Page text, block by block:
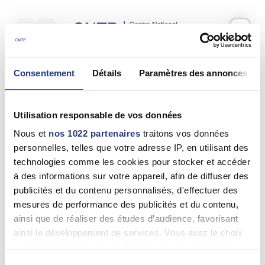
Consentement Détails Paramètres des annonces
Utilisation responsable de vos données
Nous et nos 1022 partenaires traitons vos données
personnelles, telles que votre adresse IP, en utilisant des
technologies comme les cookies pour stocker et accéder
à des informations sur votre appareil, afin de diffuser des
publicités et du contenu personnalisés, d'effectuer des
mesures de performance des publicités et du contenu,
ainsi que de réaliser des études d’audience, favorisant
ainsi le développement de services. Vous avez le choix
Votre test psychotechnique
Mercredi 24 Juin 2026à11:55
Nom *
Prénom(s) *
Email *